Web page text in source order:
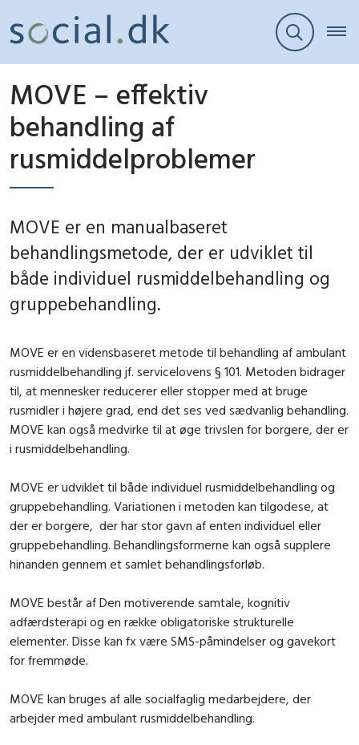
MOVE – effektiv
behandling af
rusmiddelproblemer
MOVE er en manualbaseret
behandlingsmetode, der er udviklet til
både individuel rusmiddelbehandling og
gruppebehandling.
MOVE er en vidensbaseret metode til behandling af ambulant
rusmiddelbehandling jf. servicelovens § 101. Metoden bidrager
til, at mennesker reducerer eller stopper med at bruge
rusmidler i højere grad, end det ses ved sædvanlig behandling.
MOVE kan også medvirke til at øge trivslen for borgere, der er
i rusmiddelbehandling.
MOVE er udviklet til både individuel rusmiddelbehandling og
gruppebehandling. Variationen i metoden kan tilgodese, at
der er borgere, der har stor gavn af enten individuel eller
gruppebehandling. Behandlingsformerne kan også supplere
hinanden gennem et samlet behandlingsforløb.
MOVE består af Den motiverende samtale, kognitiv
adfærdsterapi og en række obligatoriske strukturelle
elementer. Disse kan fx være SMS-påmindelser og gavekort
for fremmøde.
MOVE kan bruges af alle socialfaglig medarbejdere, der
arbejder med ambulant rusmiddelbehandling.